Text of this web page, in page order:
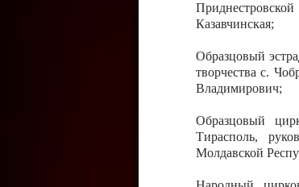
Казавчинская;
Образцовый
творчества с.
Владимирович;
Образцовый
Тирасполь,
Молдавской